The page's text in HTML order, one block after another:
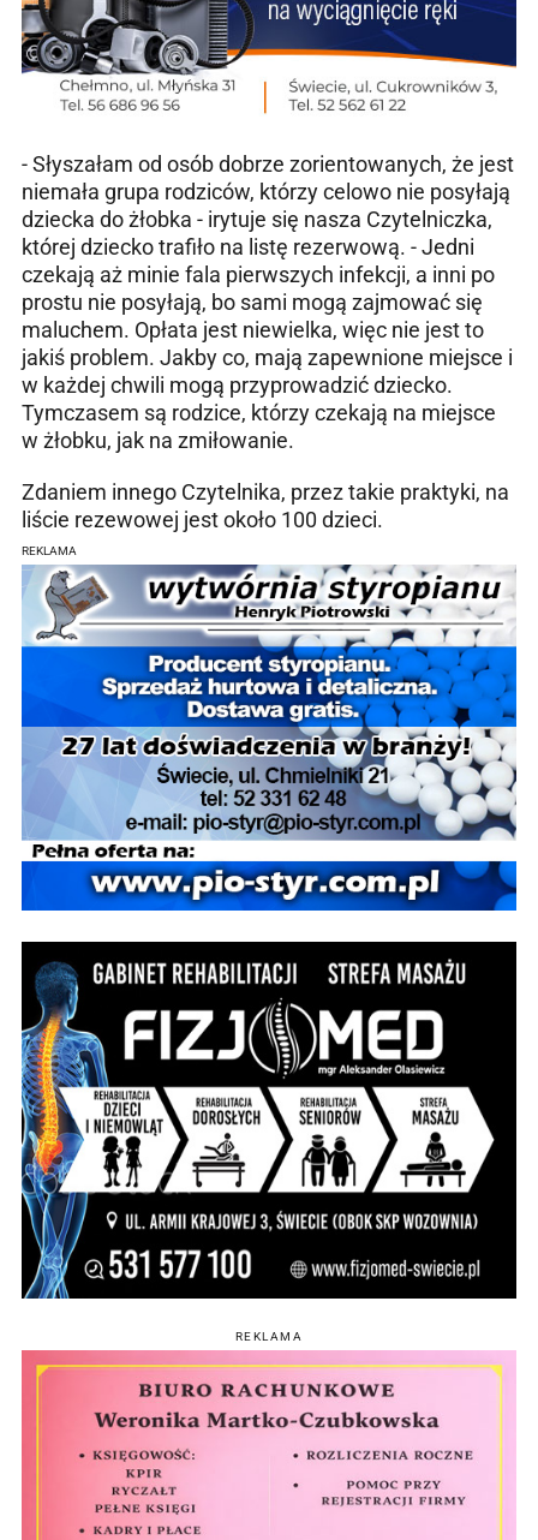
- Słyszałam od osób dobrze zorientowanych, że jest
niemała grupa rodziców, którzy celowo nie posyłają
dziecka do żłobka - irytuje się nasza Czytelniczka,
której dziecko trafiło na listę rezerwową. - Jedni
czekają aż minie fala pierwszych infekcji, a inni po
prostu nie posyłają, bo sami mogą zajmować się
maluchem. Opłata jest niewielka, więc nie jest to
jakiś problem. Jakby co, mają zapewnione miejsce i
w każdej chwili mogą przyprowadzić dziecko.
Tymczasem są rodzice, którzy czekają na miejsce
w żłobku, jak na zmiłowanie.
Zdaniem innego Czytelnika, przez takie praktyki, na
liście rezewowej jest około 100 dzieci.
REKLAMA
REKLAMA